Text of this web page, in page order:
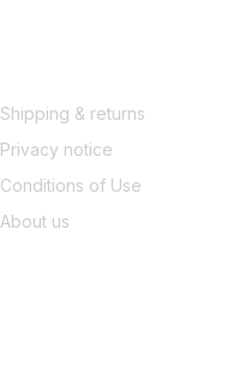
Shipping & returns
Privacy notice
Conditions of Use
About us